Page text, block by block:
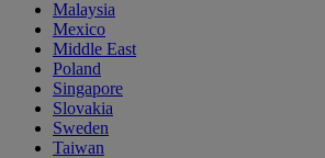
Malaysia
Mexico
Middle East
Poland
Singapore
Slovakia
Sweden
Taiwan